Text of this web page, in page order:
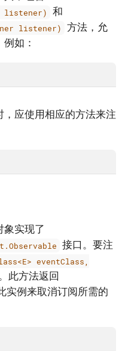
listener) 和
listener)
方法，允
如：
应使用相应的方法来注
象实现了
接口。要注
eventClass,
此方法返回
实例来取消订阅所需的